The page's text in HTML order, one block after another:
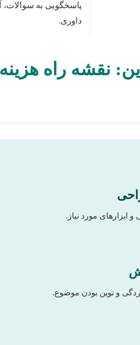
پاسخگویی به سوالات،
داوری.
نقشه راه
ابزارهای مورد نیاز.
و نوین بودن موضوع.